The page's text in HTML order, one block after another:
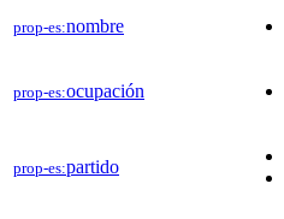
prop-es:nombre
prop-es:ocupación
prop-es:partido